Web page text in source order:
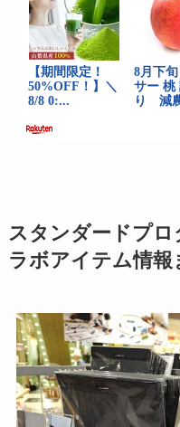
スタンダードプ
ラボアイテム情報